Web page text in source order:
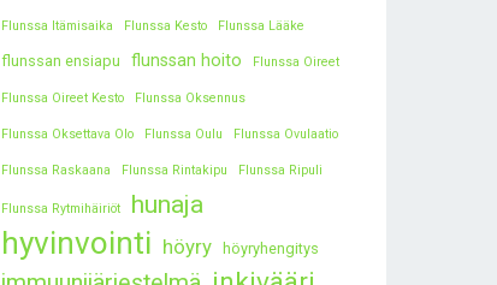
Flunssa Itämisaika Flunssa Kesto Flunssa Lääke
flunssan ensiapu flunssan hoito Flunssa Oireet
Flunssa Oireet Kesto Flunssa Oksennus
Flunssa Oksettava Olo Flunssa Oulu Flunssa Ovulaatio
Flunssa Raskaana Flunssa Rintakipu Flunssa Ripuli
Flunssa Rytmihäiriöt hunaja
hyvinvointi höyry höyryhengitys